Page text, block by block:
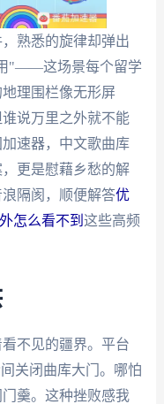
熟悉的旋律却弹出
"——这场景每个留学
理围栏像无形屏
说万里之外就不能
速器，中文歌曲库
更是慰藉乡愁的解
隔阂，顺便解答优
怎么看不到 这些高频
不见的疆界。平台
关闭曲库大门。哪怕
羹。这种挫败感我